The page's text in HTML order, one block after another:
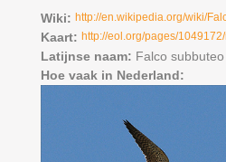
Wiki: http://en.wikipedia.org/wiki/
Kaart: http://eol.org/pages/
Latijnse naam: Falco subbuteo
Hoe vaak in Nederland: